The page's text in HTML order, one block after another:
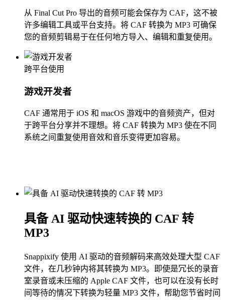
从 Final Cut Pro 导出的音频可能会保存为 CAF，这不被
许多编辑工具或平台支持。将 CAF 转换为 MP3 可确保
您的音频剪辑易于在任何地方导入、编辑和重复使用。
跨平台使用
游戏开发者
CAF 通常用于 iOS 和 macOS 游戏中的音频资产，但对
于跨平台分享并不理想。将 CAF 转换为 MP3 使在不同
系统之间重复使用音效和音乐变得更加容易。
具备 AI 驱动快速转换的 CAF 转
MP3
Snappixify 使用 AI 驱动的音频解码来高效处理大型 CAF
文件，在几秒钟内将其转换为 MP3。即使是冗长的录音
室录音或未压缩的 Apple CAF 文件，也可以在没有长时
间等待的情况下转换为轻量 MP3 文件，帮助您节省时间